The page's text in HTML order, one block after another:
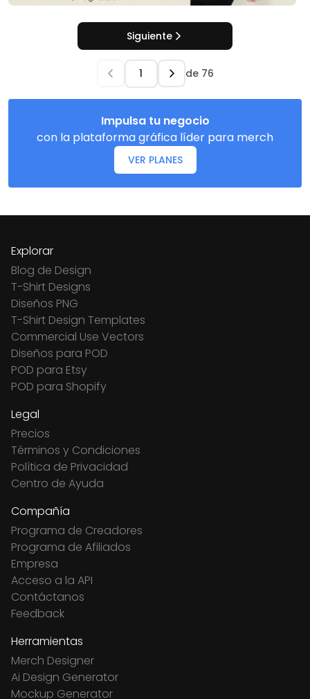
Siguiente
de 76
Impulsa tu negocio
con la plataforma gráfica líder para merch
VER PLANES
Explorar
Blog de Design
T-Shirt Designs
Diseños PNG
T-Shirt Design Templates
Commercial Use Vectors
Diseños para POD
POD para Etsy
POD para Shopify
Legal
Precios
Términos y Condiciones
Política de Privacidad
Centro de Ayuda
Compañía
Programa de Creadores
Programa de Afiliados
Empresa
Acceso a la API
Contáctanos
Feedback
Herramientas
Merch Designer
Ai Design Generator
Mockup Generator